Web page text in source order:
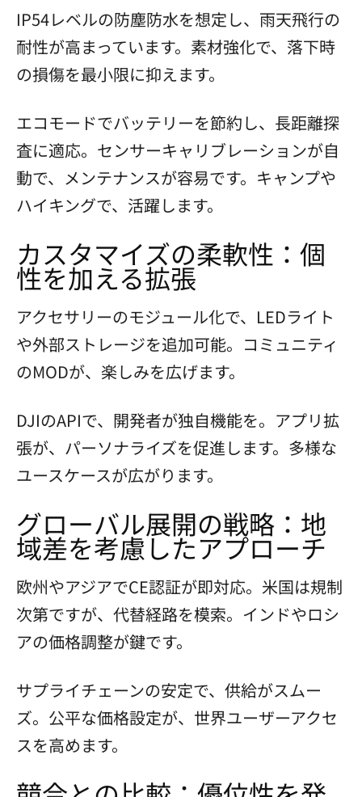
IP54レベルの防塵防水を想定し、雨天飛行の
耐性が高まっています。素材強化で、落下時
の損傷を最小限に抑えます。
エコモードでバッテリーを節約し、長距離探
査に適応。センサーキャリブレーションが自
動で、メンテナンスが容易です。キャンプや
ハイキングで、活躍します。
カスタマイズの柔軟性：個
性を加える拡張
アクセサリーのモジュール化で、LEDライト
や外部ストレージを追加可能。コミュニティ
のMODが、楽しみを広げます。
DJIのAPIで、開発者が独自機能を。アプリ拡
張が、パーソナライズを促進します。多様な
ユースケースが広がります。
グローバル展開の戦略：地
域差を考慮したアプローチ
欧州やアジアでCE認証が即対応。米国は規制
次第ですが、代替経路を模索。インドやロシ
アの価格調整が鍵です。
サプライチェーンの安定で、供給がスムー
ズ。公平な価格設定が、世界ユーザーアクセ
スを高めます。